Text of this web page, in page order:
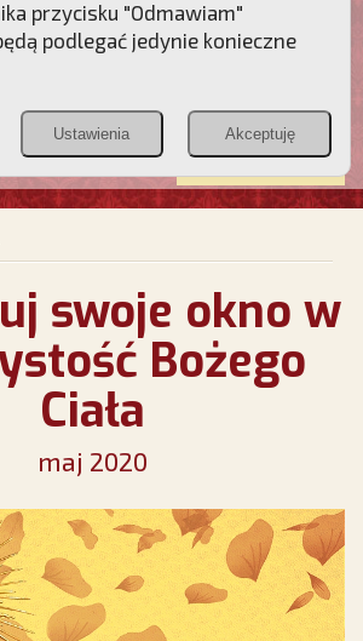
PCh24.pl
Przymierze
FATIMY WESPRZYJ
NAS
swoje okno w
Bożego
Ciała
maj 2020
przycisku "Odmawiam"
podlegać jedynie konieczne
Ustawienia Akceptuję